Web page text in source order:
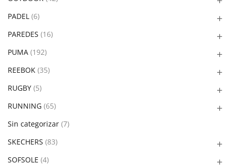
PADEL (6)
PAREDES (16)
PUMA (192)
REEBOK (35)
RUGBY (5)
RUNNING (65)
Sin categorizar (7)
SKECHERS (83)
SOFSOLE (4)